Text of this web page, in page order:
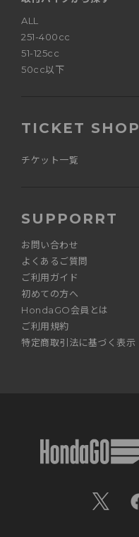
ALL
251-400cc
51-125cc
50cc以下
TICKET SHOP
チケット一覧
SUPPORRT
お問い合わせ
よくあるご質問
ご利用ガイド
初めての方へ
HondaGO会員とは
ご利用規約
特定商取引法に基づく表示